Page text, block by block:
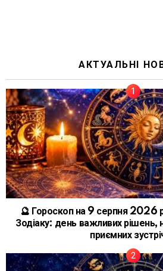
АКТУАЛЬНІ
🔮 Гороскоп на 9 серпня 2026
Зодіаку: день важливих рішень,
приємних